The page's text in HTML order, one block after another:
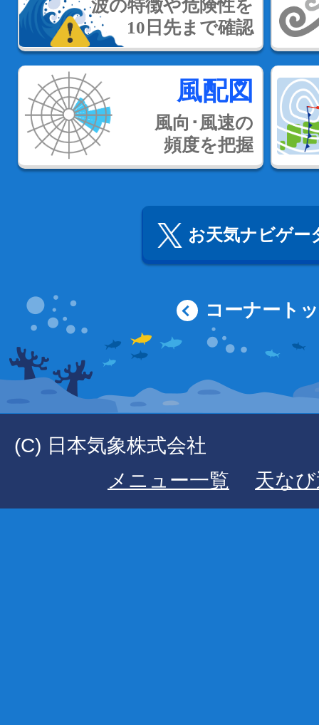
波の特徴や危険性を
10日先まで確認
風配図
風向･風速の
頻度を把握
お天気ナビゲー
コーナート
(C) 日本気象株式会社
メニュー一覧
天な